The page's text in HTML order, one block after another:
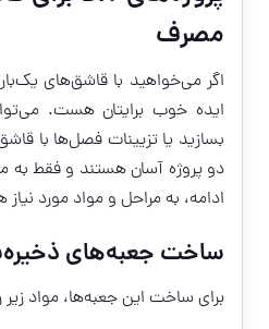
مصرف
اگر می‌خواهید با قاشق‌های
ایده خوب برایتان هست.
بسازید یا تزیینات فصل‌ها با
دو پروژه آسان هستند و فقط به
ادامه، به مراحل و مواد مورد نیاز
ساخت جعبه‌های
برای ساخت این جعبه‌ها، مواد زیر